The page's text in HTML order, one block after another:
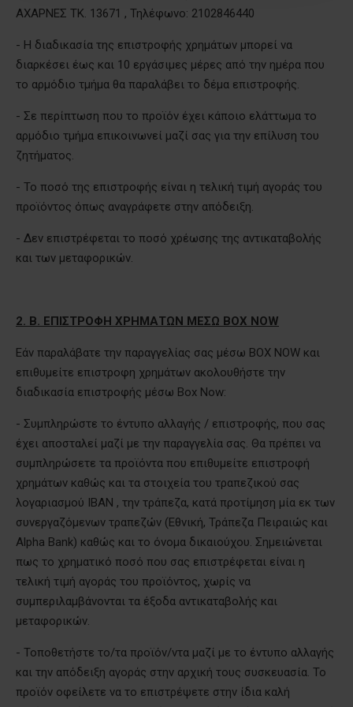
ΑΧΑΡΝΕΣ ΤΚ. 13671 , Τηλέφωνο: 2102846440
- Η διαδικασία της επιστροφής χρημάτων μπορεί να
διαρκέσει έως και 10 εργάσιμες μέρες από την ημέρα που
το αρμόδιο τμήμα θα παραλάβει το δέμα επιστροφής.
- Σε περίπτωση που το προϊόν έχει κάποιο ελάττωμα το
αρμόδιο τμήμα επικοινωνεί μαζί σας για την επίλυση του
ζητήματος.
- Το ποσό της επιστροφής είναι η τελική τιμή αγοράς του
προϊόντος όπως αναγράφετε στην απόδειξη.
- Δεν επιστρέφεται το ποσό χρέωσης της αντικαταβολής
και των μεταφορικών.
2. Β. ΕΠΙΣΤΡΟΦΗ ΧΡΗΜΑΤΩΝ ΜΕΣΩ BOX NOW
Εάν παραλάβατε την παραγγελίας σας μέσω BOX NOW και
επιθυμείτε επιστροφη χρημάτων ακολουθήστε την
διαδικασία επιστροφής μέσω Box Now:
- Συμπληρώστε το έντυπο αλλαγής / επιστροφής, που σας
έχει αποσταλεί μαζί με την παραγγελία σας. Θα πρέπει να
συμπληρώσετε τα προϊόντα που επιθυμείτε επιστροφή
χρημάτων καθώς και τα στοιχεία του τραπεζικού σας
λογαριασμού IBAN , την τράπεζα, κατά προτίμηση μία εκ των
συνεργαζόμενων τραπεζών (Εθνική, Τράπεζα Πειραιώς και
Alpha Bank) καθώς και το όνομα δικαιούχου. Σημειώνεται
πως το χρηματικό ποσό που σας επιστρέφεται είναι η
τελική τιμή αγοράς του προϊόντος, χωρίς να
συμπεριλαμβάνονται τα έξοδα αντικαταβολής και
μεταφορικών.
- Τοποθετήστε το/τα προϊόν/ντα μαζί με το έντυπο αλλαγής
και την απόδειξη αγοράς στην αρχική τους συσκευασία. Το
προϊόν οφείλετε να το επιστρέψετε στην ίδια καλή